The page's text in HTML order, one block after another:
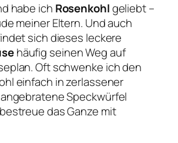
habe ich Rosenkohlgeliebt –
meiner Eltern. Und auch
sich dieses leckere
häufig seinen Weg auf
Oft schwenke ich den
einfach in zerlassener
Speckwürfel
das Ganze mit